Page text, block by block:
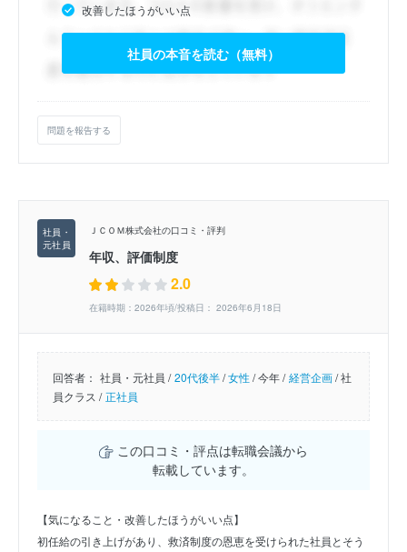
改善したほうがいい点
社員の本音を読む（無料）
問題を報告する
ＪＣＯＭ株式会社の口コミ・評判
年収、評価制度
2.0
在籍時期：2026年頃/投稿日： 2026年6月18日
回答者： 社員・元社員 / 20代後半/女性/今年 / 経営企画/社
員クラス / 正社員
この口コミ・評点は転職会議から
転載しています。
【気になること・改善したほうがいい点】
初任給の引き上げがあり、救済制度の恩恵を受けられた社員とそう